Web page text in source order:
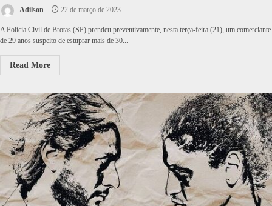
Adilson 22 de março de 2023
A Polícia Civil de Brotas (SP) prendeu preventivamente, nesta terça-feira (21), um comerciante
de 29 anos suspeito de estuprar mais de 30...
Read More